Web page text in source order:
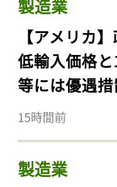
製造業
【アメリカ
低輸入価格
等には優遇
15時間前
製造業